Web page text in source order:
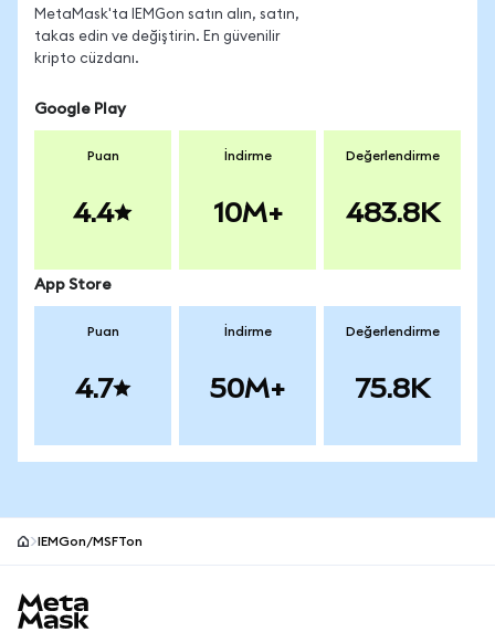
MetaMask'ta IEMGon satın alın, satın,
takas edin ve değiştirin. En güvenilir
kripto cüzdanı.
Google Play
Puan
4.4
İndirme
10M+
Değerlendirme
483.8K
App Store
Puan
4.7
İndirme
50M+
Değerlendirme
75.8K
IEMGon/MSFTon